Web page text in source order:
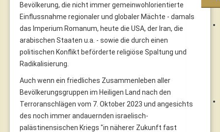
Bevölkerung, die nicht immer gemeinwohlorientierte
Einflussnahme regionaler und globaler Mächte - damals
das Imperium Romanum, heute die USA, der Iran, die
arabischen Staaten u.a. - sowie die durch einen
politischen Konflikt beförderte religiöse Spaltung und
Radikalisierung.
Auch wenn ein friedliches Zusammenleben aller
Bevölkerungsgruppen im Heiligen Land nach den
Terroranschlägen vom 7. Oktober 2023 und angesichts
des noch immer andauernden israelisch-
palästinensischen Kriegs "in näherer Zukunft fast